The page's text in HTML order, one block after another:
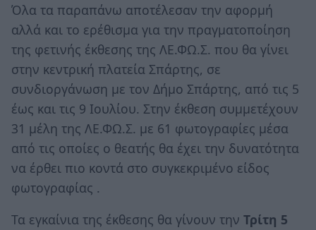
Όλα τα παραπάνω αποτέλεσαν την αφορμή
αλλά και το ερέθισμα για την πραγματοποίηση
της φετινής έκθεσης της ΛΕ.ΦΩ.Σ. που θα γίνει
στην κεντρική πλατεία Σπάρτης, σε
συνδιοργάνωση με τον Δήμο Σπάρτης, από τις 5
έως και τις 9 Ιουλίου. Στην έκθεση συμμετέχουν
31 μέλη της ΛΕ.ΦΩ.Σ. με 61 φωτογραφίες μέσα
από τις οποίες ο θεατής θα έχει την δυνατότητα
να έρθει πιο κοντά στο συγκεκριμένο είδος
φωτογραφίας .
Τα εγκαίνια της έκθεσης θα γίνουν την Τρίτη 5